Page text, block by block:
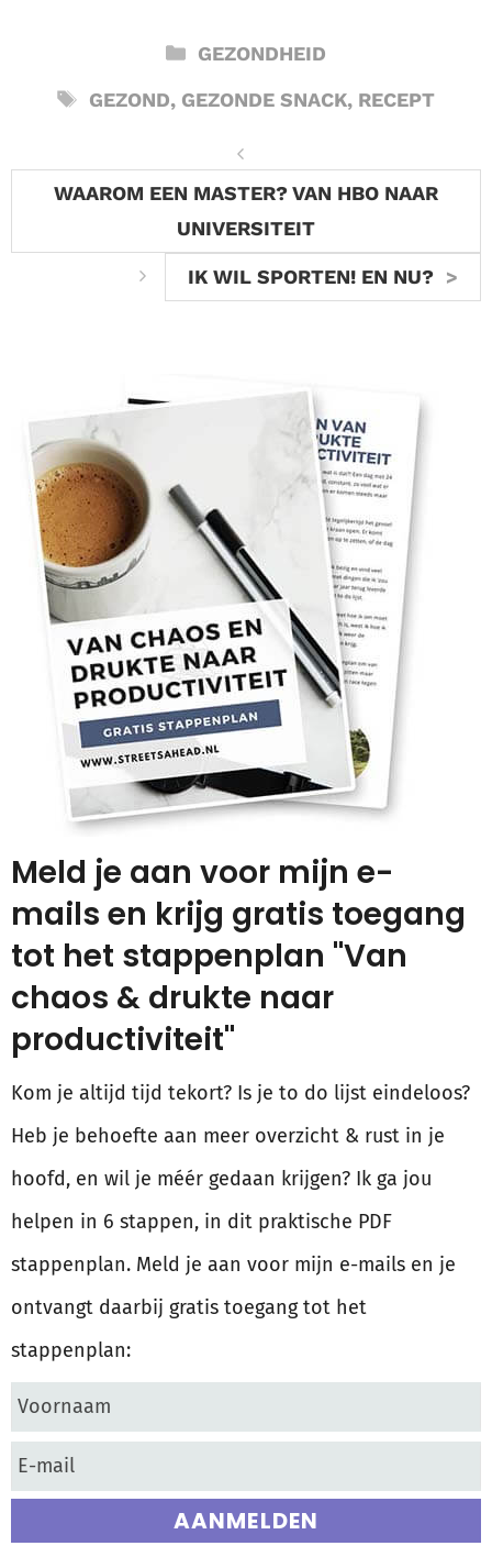
CATEGORIEËN
GEZONDHEID
TAGS
GEZOND, GEZONDE SNACK, RECEPT
WAAROM EEN MASTER? VAN HBO NAAR
UNIVERSITEIT
IK WIL SPORTEN! EN NU?
Meld je aan voor mijn e-
mails en krijg gratis toegang
tot het stappenplan "Van
chaos & drukte naar
productiviteit"
Kom je altijd tijd tekort? Is je to do lijst eindeloos?
Heb je behoefte aan meer overzicht & rust in je
hoofd, en wil je méér gedaan krijgen? Ik ga jou
helpen in 6 stappen, in dit praktische PDF
stappenplan. Meld je aan voor mijn e-mails en je
ontvangt daarbij gratis toegang tot het
stappenplan:
AANMELDEN